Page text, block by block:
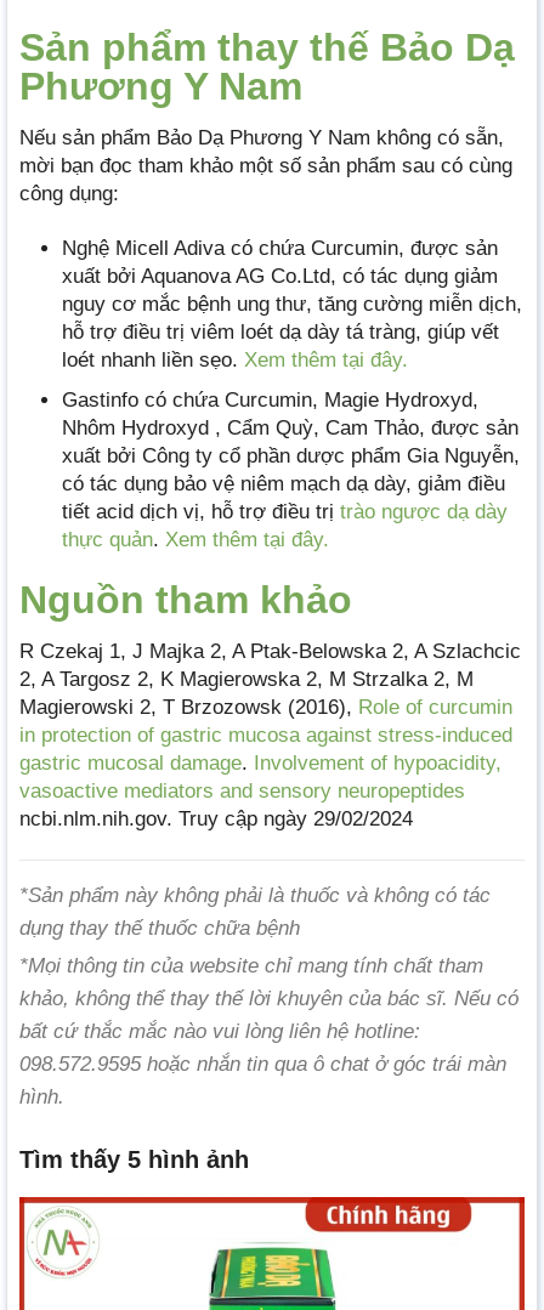
Sản phẩm thay thế Bảo Dạ
Phương Y Nam
Nếu sản phẩm Bảo Dạ Phương Y Nam không có sẵn,
mời bạn đọc tham khảo một số sản phẩm sau có cùng
công dụng:
Nghệ Micell Adiva có chứa Curcumin, được sản
xuất bởi Aquanova AG Co.Ltd, có tác dụng giảm
nguy cơ mắc bệnh ung thư, tăng cường miễn dịch,
hỗ trợ điều trị viêm loét dạ dày tá tràng, giúp vết
loét nhanh liền sẹo. Xem thêm tại đây.
Gastinfo có chứa Curcumin, Magie Hydroxyd,
Nhôm Hydroxyd , Cẩm Quỳ, Cam Thảo, được sản
xuất bởi Công ty cổ phần dược phẩm Gia Nguyễn,
có tác dụng bảo vệ niêm mạch dạ dày, giảm điều
tiết acid dịch vị, hỗ trợ điều trị trào ngược dạ dày
thực quản. Xem thêm tại đây.
Nguồn tham khảo
R Czekaj 1, J Majka 2, A Ptak-Belowska 2, A Szlachcic
2, A Targosz 2, K Magierowska 2, M Strzalka 2, M
Magierowski 2, T Brzozowsk (2016), Role of curcumin
in protection of gastric mucosa against stress-induced
gastric mucosal damage. Involvement of hypoacidity,
vasoactive mediators and sensory neuropeptides
ncbi.nlm.nih.gov. Truy cập ngày 29/02/2024
*Sản phẩm này không phải là thuốc và không có tác
dụng thay thế thuốc chữa bệnh
*Mọi thông tin của website chỉ mang tính chất tham
khảo, không thể thay thế lời khuyên của bác sĩ. Nếu có
bất cứ thắc mắc nào vui lòng liên hệ hotline:
098.572.9595 hoặc nhắn tin qua ô chat ở góc trái màn
hình.
Tìm thấy 5 hình ảnh